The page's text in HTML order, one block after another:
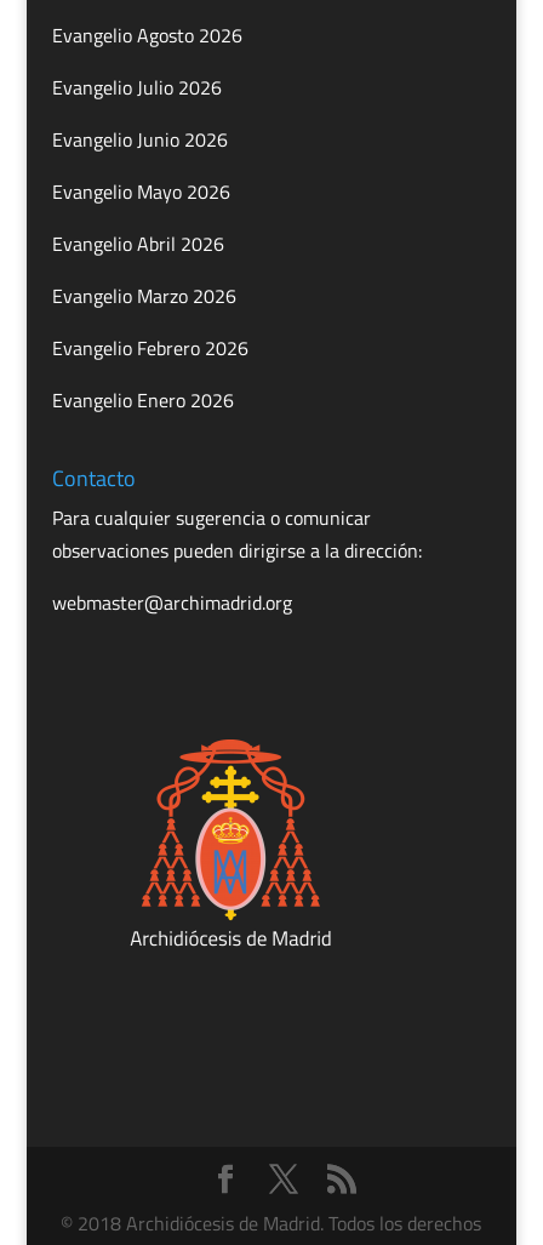
Evangelio Agosto 2026
Evangelio Julio 2026
Evangelio Junio 2026
Evangelio Mayo 2026
Evangelio Abril 2026
Evangelio Marzo 2026
Evangelio Febrero 2026
Evangelio Enero 2026
Contacto
Para cualquier sugerencia o comunicar
observaciones pueden dirigirse a la dirección:
webmaster@archimadrid.org
© 2018 Archidiócesis de Madrid. Todos los derechos